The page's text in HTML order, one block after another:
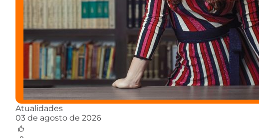
Atualidades
03 de agosto de 2026